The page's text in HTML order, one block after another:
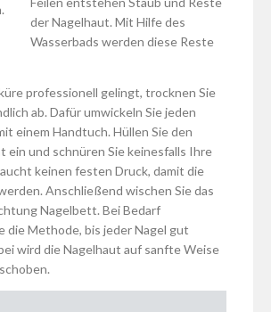
der Nagelhaut. Mit Hilfe des
Wasserbads werden diese Reste
professionell gelingt, trocknen Sie
ab. Dafür umwickeln Sie jeden
einem Handtuch. Hüllen Sie den
ein und schnüren Sie keinesfalls Ihre
keinen festen Druck, damit die
Anschließend wischen Sie das
Nagelbett. Bei Bedarf
die Methode, bis jeder Nagel gut
wird die Nagelhaut auf sanfte Weise